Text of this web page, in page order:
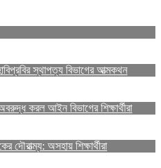
স্থাপত্য বিভাগের আত্মকথন
করল আইন বিভাগের শিক্ষার্থীরা
দৌরাত্ম্য: অসহায় শিক্ষার্থীরা